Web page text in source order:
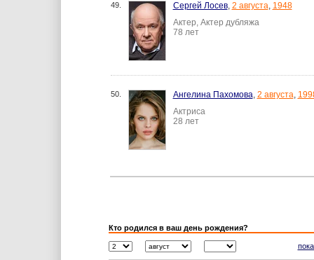
49. Сергей Лосев, 2 августа, 1948
Актер, Актер дубляжа
78 лет
50. Ангелина Пахомова, 2 августа,
Актриса
28 лет
Кто родился в ваш день рождения?